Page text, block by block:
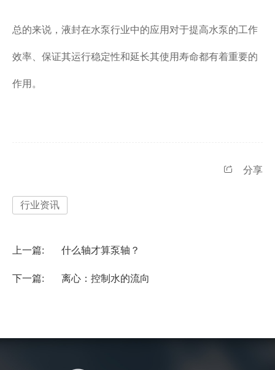
总的来说，液封在水泵行业中的应用对于提高水泵的工作
效率、保证其运行稳定性和延长其使用寿命都有着重要的
作用。
分享
行业资讯
上一篇: 什么轴才算泵轴？
下一篇: 离心：控制水的流向